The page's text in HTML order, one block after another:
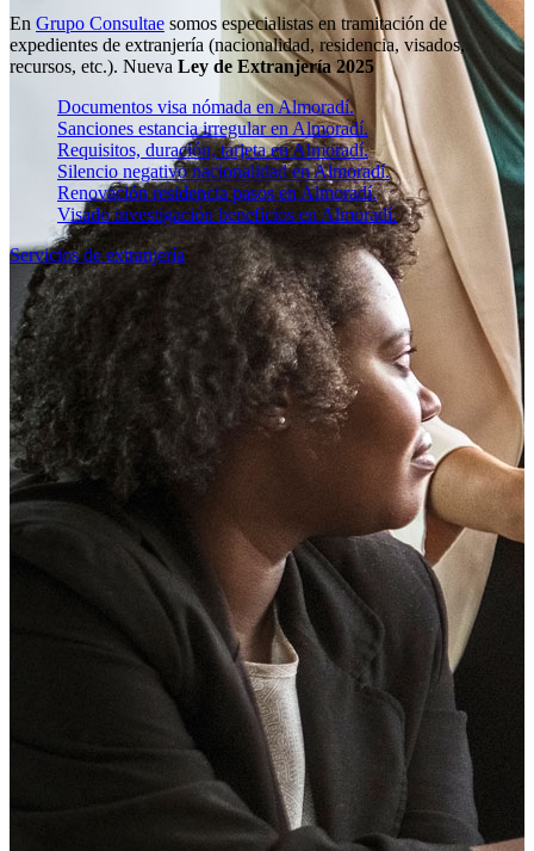
En Grupo Consultae somos especialistas en tramitación de
expedientes de extranjería (nacionalidad, residencia, visados,
recursos, etc.). Nueva Ley de Extranjería 2025
Documentos visa nómada en Almoradí.
Sanciones estancia irregular en Almoradí.
Requisitos, duración, tarjeta en Almoradí.
Silencio negativo nacionalidad en Almoradí.
Renovación residencia pasos en Almoradí.
Visado investigación beneficios en Almoradí.
Servicios de extranjería